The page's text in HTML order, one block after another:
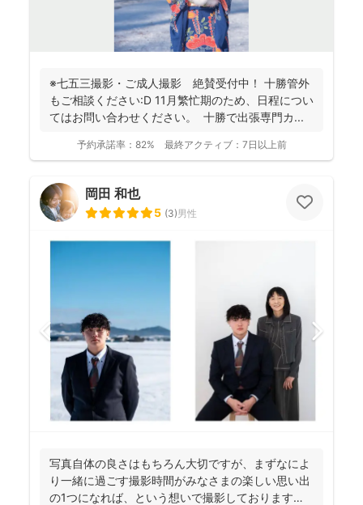
※七五三撮影・ご成人撮影 絶賛受付中！ 十勝管外
もご相談ください:D 11月繁忙期のため、日程につい
てはお問い合わせください。 十勝で出張専門カ...
予約承諾率： 82% 最終アクティブ： 7日以上前
岡田 和也
5 (3)男性
写真自体の良さはもちろん大切ですが、まずなによ
り一緒に過ごす撮影時間がみなさまの楽しい思い出
の1つになれば、という想いで撮影しております！